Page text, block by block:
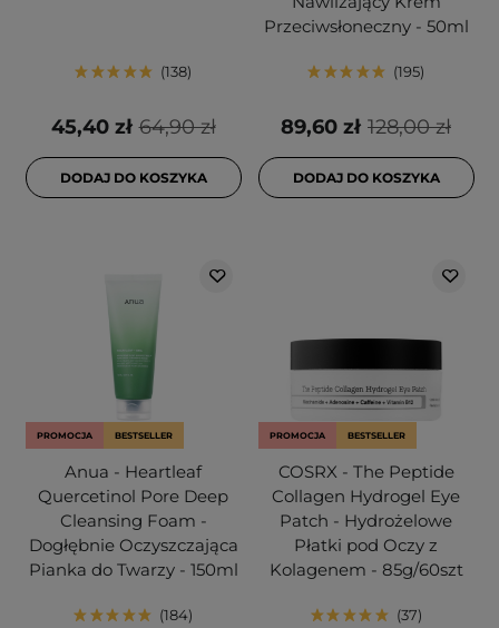
138
64,90 zł
45,40 zł
DODAJ DO KOSZYKA
Przeciwsłoneczny - 50ml
195
128,00 zł
89,60 zł
DODAJ DO KOSZYKA
PROMOCJA BESTSELLER
Anua - Heartleaf
Quercetinol Pore Deep
Cleansing Foam -
Dogłębnie Oczyszczająca
Pianka do Twarzy - 150ml
184
PROMOCJA BESTSELLER
COSRX - The Peptide
Collagen Hydrogel Eye
Patch - Hydrożelowe
Płatki pod Oczy z
Kolagenem - 85g/60szt
37